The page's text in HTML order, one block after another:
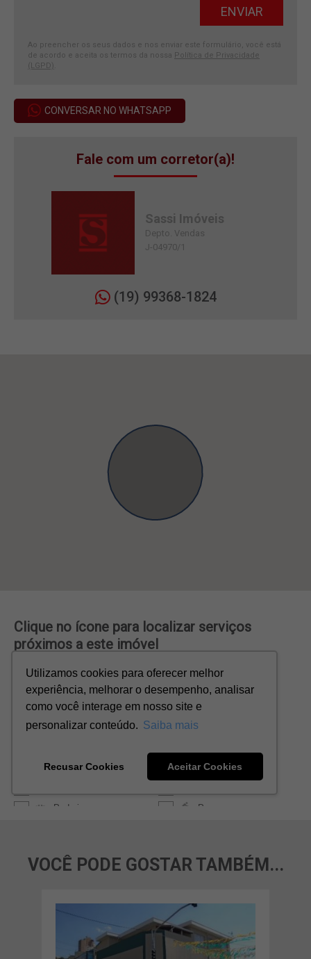
Ao preencher os seus dados e nos enviar este formulário, você está
de acordo e aceita os termos da nossa Política de Privacidade
(LGPD)
CONVERSAR NO WHATSAPP
Fale com um corretor(a)!
Sassi Imóveis
Depto. Vendas
J-04970/1
(19) 99368-1824
VOCÊ PODE GOSTAR TAMBÉM...